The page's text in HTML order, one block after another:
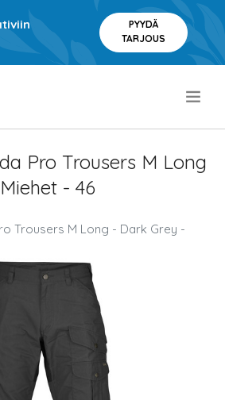
PYYDÄ
TARJOUS
Pro Trousers M Long
- 46
Trousers M Long - Dark Grey -